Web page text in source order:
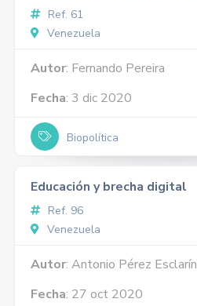
Ref. 61
Venezuela
Autor: Fernando Pereira
Fecha: 3 dic 2020
Biopolítica
Educación y brecha digital
Ref. 96
Venezuela
Autor: Antonio Pérez Esclarín
Fecha: 27 oct 2020